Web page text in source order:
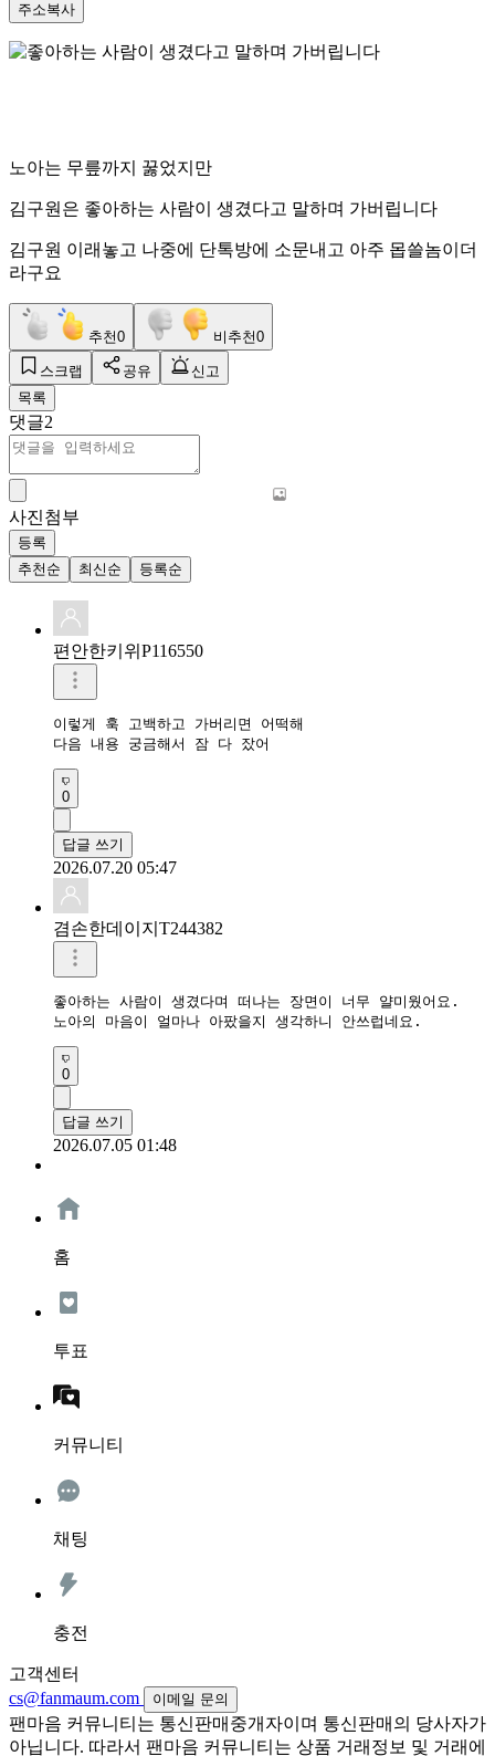
주소복사
노아는 무릎까지 꿇었지만
김구원은 좋아하는 사람이 생겼다고 말하며 가버립니다
김구원 이래놓고 나중에 단톡방에 소문내고 아주 몹쓸놈이더
라구요
추천0 비추천0
스크랩 공유
신고
목록
댓글2
사진첨부
등록
추천순
최신순 등록순
편안한키위P116550
이렇게 훅 고백하고 가버리면 어떡해
다음 내용 궁금해서 잠 다 잤어
0
답글 쓰기
2026.07.20 05:47
겸손한데이지T244382
좋아하는 사람이 생겼다며 떠나는 장면이 너무 얄미웠어요.
0
답글 쓰기
2026.07.05 01:48
홈
투표
커뮤니티
채팅
충전
고객센터
cs@fanmaum.com
이메일 문의
팬마음 커뮤니티는 통신판매중개자이며 통신판매의 당사자가
아닙니다. 따라서 팬마음 커뮤니티는 상품 거래정보 및 거래에